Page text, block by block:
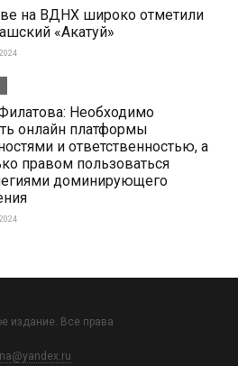
на ВДНХ широко отметили
«Акатуй»
Необходимо
онлайн платформы
и ответственностью, а
правом пользоваться
доминирующего
издание. Все права